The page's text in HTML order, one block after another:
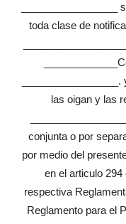
toda clase de
las oigan y las
conjunta o por
por medio del
en el articulo
respectiva
Reglamento para el